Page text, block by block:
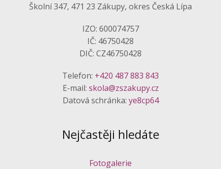
Školní 347, 471 23 Zákupy, okres Česká Lípa
IZO: 600074757
IČ: 46750428
DIČ: CZ46750428
Telefon: +420 487 883 843
E-mail: skola@zszakupy.cz
Datová schránka: ye8cp64
Nejčastěji hledáte
Fotogalerie